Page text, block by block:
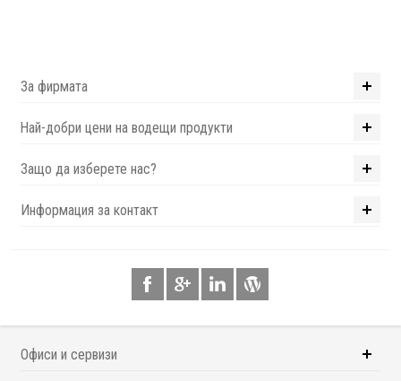
За фирмата
Най-добри цени на водещи продукти
Защо да изберете нас?
Информация за контакт
Офиси и сервизи